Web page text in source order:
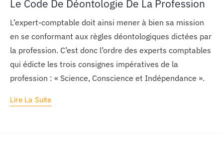
Le Code De Déontologie De La Profession
L’expert-comptable doit ainsi mener à bien sa mission
en se conformant aux règles déontologiques dictées par
la profession. C’est donc l’ordre des experts comptables
qui édicte les trois consignes impératives de la
profession : « Science, Conscience et Indépendance ».
Lire La Suite